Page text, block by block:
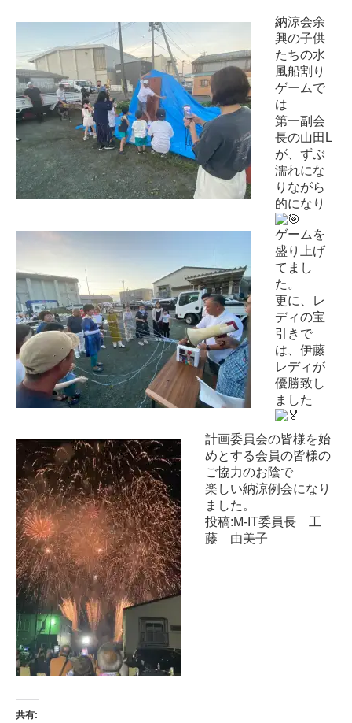
納涼会余
興の子供
たちの水
風船割り
ゲームで
は
第一副会
長の山田L
が、 ずぶ
濡れにな
りながら
的になり
ゲームを
盛り上げ
てまし
た。
更に、レ
ディの宝
引きで
は、 伊藤
レディが
優勝致し
ました
計画委員会の皆様を始
めとする会員の皆様の
ご協力のお陰で
楽しい納涼例会になり
ました。
投稿:M-IT委員長 工
藤 由美子
共有: